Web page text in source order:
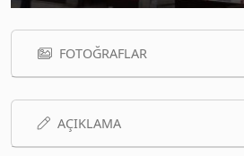
FOTOĞRAFLAR
AÇIKLAMA